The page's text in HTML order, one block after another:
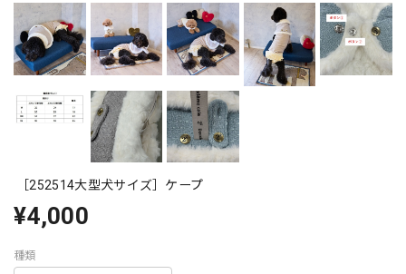
［252514大型犬サイズ］ケープ
¥4,000
種類